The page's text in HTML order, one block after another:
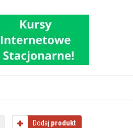
Dodaj produkt